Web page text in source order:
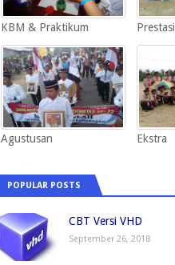
KBM & Praktikum Prestasi
Agustusan Ekstra
POPULAR POSTS
CBT Versi VHD
September 26, 2018